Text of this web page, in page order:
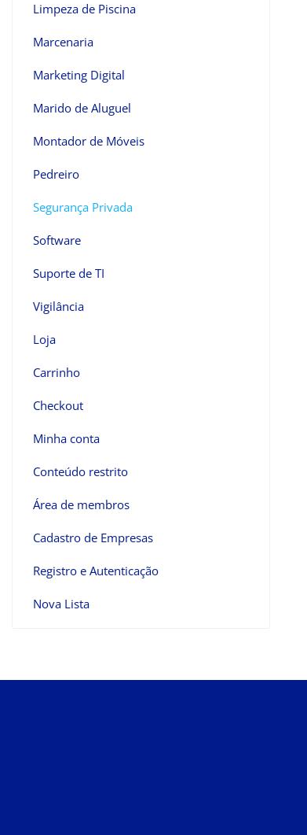
Limpeza de Piscina
Marcenaria
Marketing Digital
Marido de Aluguel
Montador de Móveis
Pedreiro
Segurança Privada
Software
Suporte de TI
Vigilância
Loja
Carrinho
Checkout
Minha conta
Conteúdo restrito
Área de membros
Cadastro de Empresas
Registro e Autenticação
Nova Lista